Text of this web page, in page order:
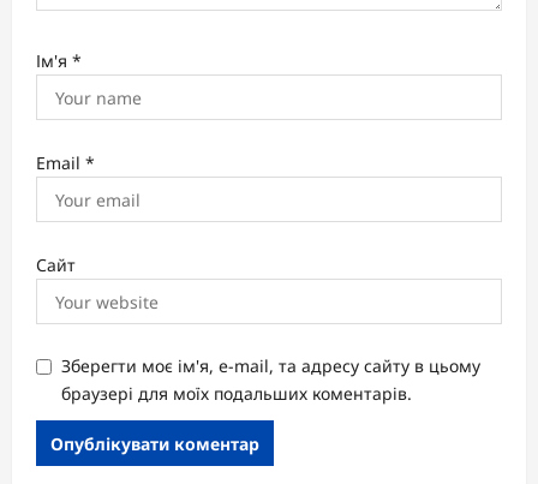
Ім'я *
Email *
Сайт
Зберегти моє ім'я, e-mail, та адресу сайту в цьому
браузері для моїх подальших коментарів.